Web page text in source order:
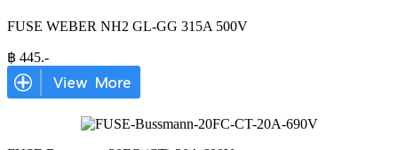
FUSE WEBER NH2 GL-GG 315A 500V
฿ 445.-